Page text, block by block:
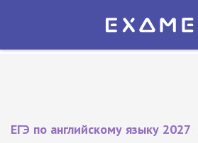
Экзамер — ЕГЭ 2027
ЕГЭ по английскому языку 2027